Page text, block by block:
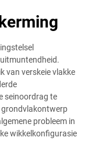
van verskeie vlakke
seinoordrag te
grondvlakontwerp
probleem in
wikkelkonfigurasie